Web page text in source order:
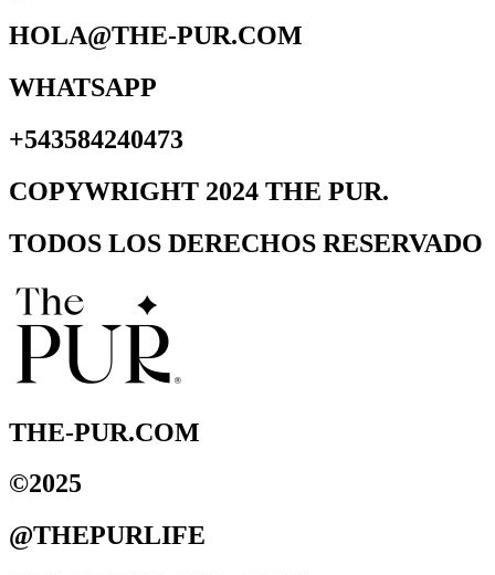
HOLA@THE-PUR.COM
WHATSAPP
+543584240473
COPYWRIGHT 2024 THE PUR.
TODOS LOS DERECHOS RESERVADO
THE-PUR.COM
©2025
@THEPURLIFE